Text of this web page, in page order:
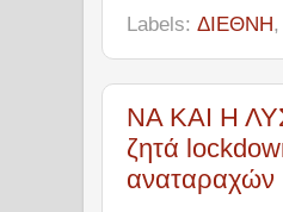
Labels: ΔΙΕΘΝΗ,
ΝΑ ΚΑΙ Η
ζητά
αναταραχών